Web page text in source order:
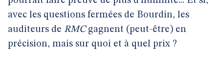
avec les questions fermées de Bourdin, les
auditeurs de RMCgagnent (peut-être) en
précision, mais sur quoi et à quel prix ?